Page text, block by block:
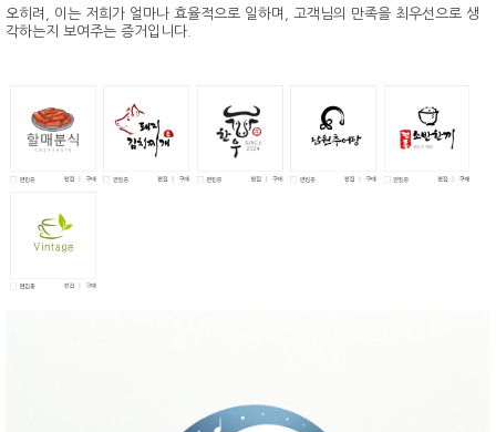
오히려, 이는 저희가 얼마나 효율적으로 일하며, 고객님의 만족을 최우선으로 생
각하는지 보여주는 증거입니다.